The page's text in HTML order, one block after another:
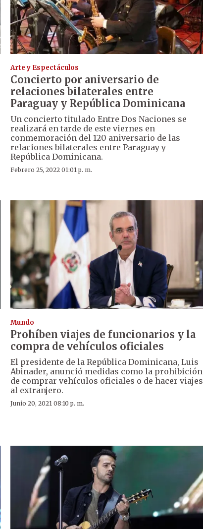
Arte y Espectáculos
Concierto por aniversario de
relaciones bilaterales entre
Paraguay y República Dominicana
Un concierto titulado Entre Dos Naciones se
realizará en tarde de este viernes en
conmemoración del 120 aniversario de las
relaciones bilaterales entre Paraguay y
República Dominicana.
Febrero 25, 2022 01:01 p. m.
Mundo
Prohíben viajes de funcionarios y la
compra de vehículos oficiales
El presidente de la República Dominicana, Luis
Abinader, anunció medidas como la prohibición
de comprar vehículos oficiales o de hacer viajes
al extranjero.
Junio 20, 2021 08:10 p. m.